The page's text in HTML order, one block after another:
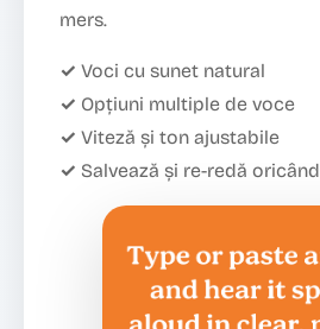
mers.
✓ Voci cu sunet natural
✓ Opțiuni multiple de voce
✓ Viteză și ton ajustabile
✓ Salvează și re-redă oricând